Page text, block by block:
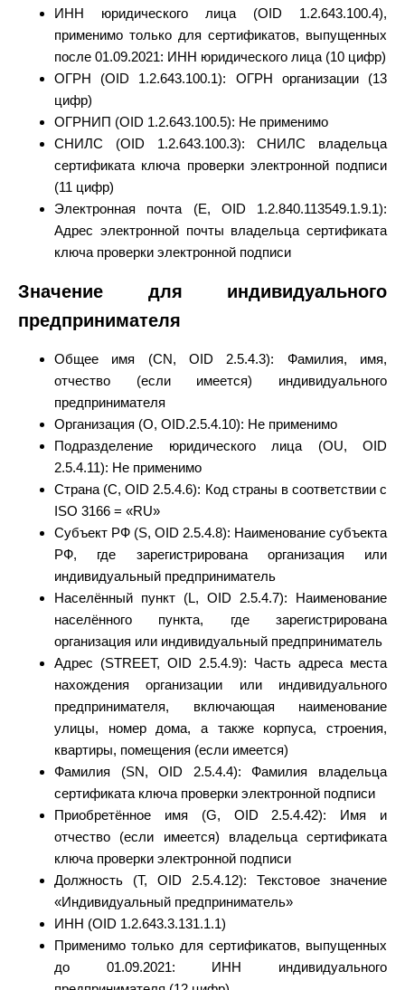
ИНН юридического лица (OID 1.2.643.100.4),
применимо только для сертификатов, выпущенных
после 01.09.2021: ИНН юридического лица (10 цифр)
ОГРН (OID 1.2.643.100.1): ОГРН организации (13
цифр)
ОГРНИП (OID 1.2.643.100.5): Не применимо
СНИЛС (OID 1.2.643.100.3): СНИЛС владельца
сертификата ключа проверки электронной подписи
(11 цифр)
Электронная почта (E, OID 1.2.840.113549.1.9.1):
Адрес электронной почты владельца сертификата
ключа проверки электронной подписи
Значение для индивидуального
предпринимателя
Общее имя (CN, OID 2.5.4.3): Фамилия, имя,
отчество (если имеется) индивидуального
предпринимателя
Организация (O, OID.2.5.4.10): Не применимо
Подразделение юридического лица (OU, OID
2.5.4.11): Не применимо
Страна (C, OID 2.5.4.6): Код страны в соответствии с
ISO 3166 = «RU»
Субъект РФ (S, OID 2.5.4.8): Наименование субъекта
РФ, где зарегистрирована организация или
индивидуальный предприниматель
Населённый пункт (L, OID 2.5.4.7): Наименование
населённого пункта, где зарегистрирована
организация или индивидуальный предприниматель
Адрес (STREET, OID 2.5.4.9): Часть адреса места
нахождения организации или индивидуального
предпринимателя, включающая наименование
улицы, номер дома, а также корпуса, строения,
квартиры, помещения (если имеется)
Фамилия (SN, OID 2.5.4.4): Фамилия владельца
сертификата ключа проверки электронной подписи
Приобретённое имя (G, OID 2.5.4.42): Имя и
отчество (если имеется) владельца сертификата
ключа проверки электронной подписи
Должность (T, OID 2.5.4.12): Текстовое значение
«Индивидуальный предприниматель»
ИНН (OID 1.2.643.3.131.1.1)
Применимо только для сертификатов, выпущенных
до 01.09.2021: ИНН индивидуального